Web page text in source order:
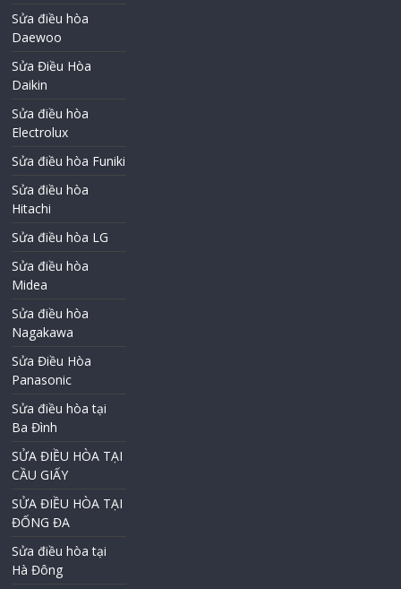
Sửa điều hòa
Daewoo
Sửa Điều Hòa
Daikin
Sửa điều hòa
Electrolux
Sửa điều hòa Funiki
Sửa điều hòa
Hitachi
Sửa điều hòa LG
Sửa điều hòa
Midea
Sửa điều hòa
Nagakawa
Sửa Điều Hòa
Panasonic
Sửa điều hòa tại
Ba Đình
SỬA ĐIỀU HÒA TẠI
CẦU GIẤY
SỬA ĐIỀU HÒA TẠI
ĐỐNG ĐA
Sửa điều hòa tại
Hà Đông